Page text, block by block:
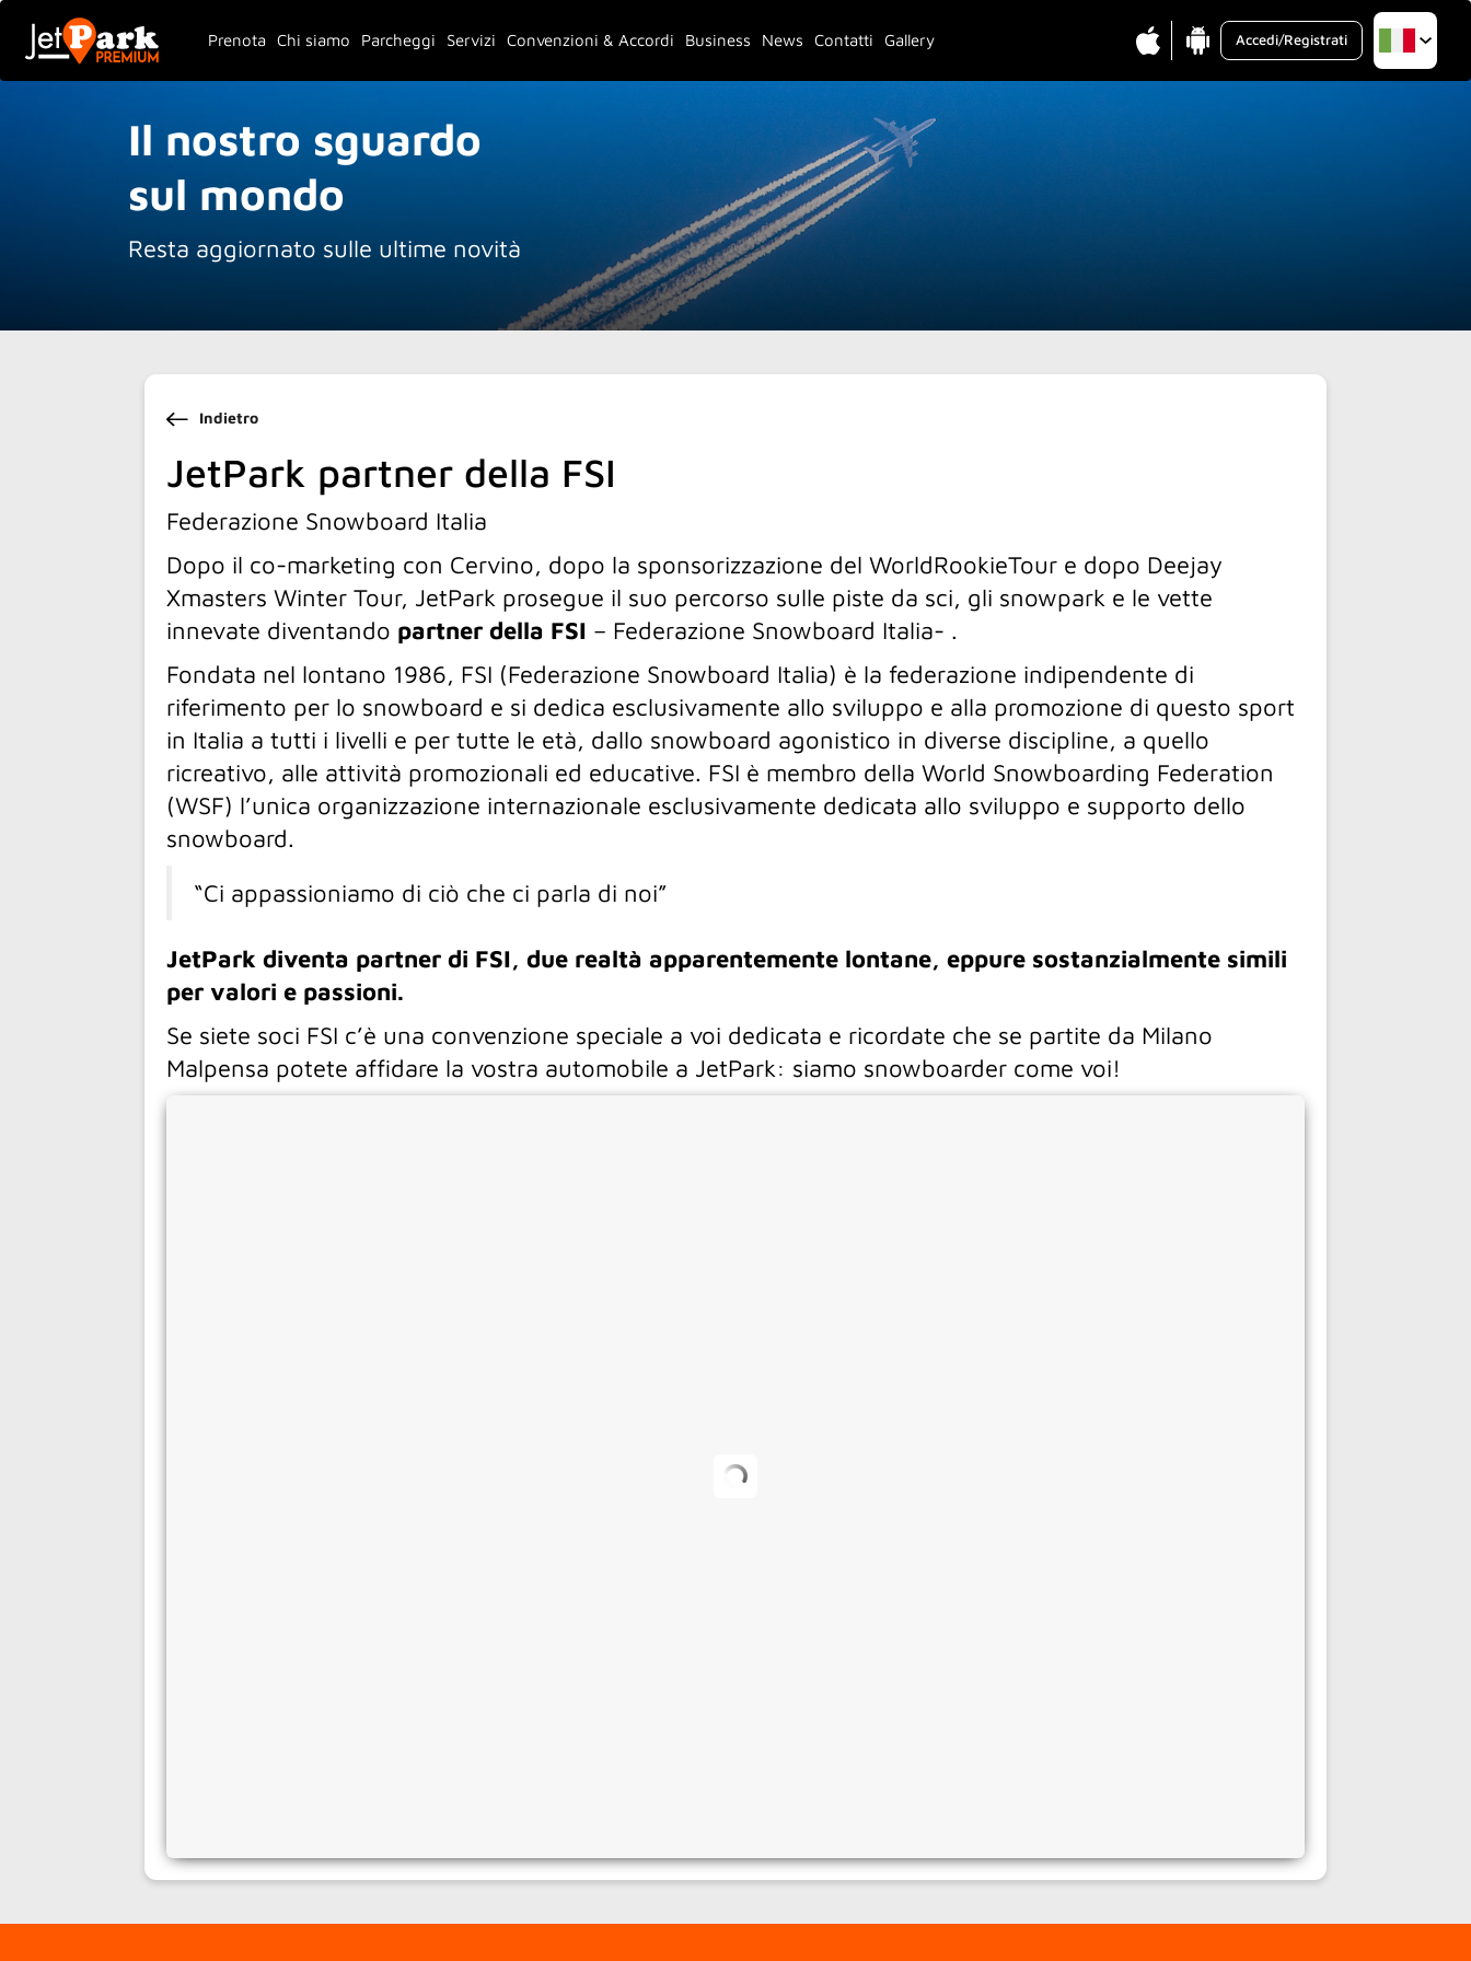
Prenota Chi siamo Parcheggi Servizi Convenzioni & Accordi Business News Contatti Gallery Accedi/Registrati
Il nostro sguardo
sul mondo
Resta aggiornato sulle ultime novità
Indietro
JetPark partner della FSI
Federazione Snowboard Italia
Dopo il co-marketing con Cervino, dopo la sponsorizzazione del WorldRookieTour e dopo Deejay
Xmasters Winter Tour, JetPark prosegue il suo percorso sulle piste da sci, gli snowpark e le vette
innevate diventando partner della FSI – Federazione Snowboard Italia- .
Fondata nel lontano 1986, FSI (Federazione Snowboard Italia) è la federazione indipendente di
riferimento per lo snowboard e si dedica esclusivamente allo sviluppo e alla promozione di questo sport
in Italia a tutti i livelli e per tutte le età, dallo snowboard agonistico in diverse discipline, a quello
ricreativo, alle attività promozionali ed educative. FSI è membro della World Snowboarding Federation
(WSF) l’unica organizzazione internazionale esclusivamente dedicata allo sviluppo e supporto dello
snowboard.
“Ci appassioniamo di ciò che ci parla di noi”
JetPark diventa partner di FSI, due realtà apparentemente lontane, eppure sostanzialmente simili
per valori e passioni.
Se siete soci FSI c’è una convenzione speciale a voi dedicata e ricordate che se partite da Milano
Malpensa potete affidare la vostra automobile a JetPark: siamo snowboarder come voi!